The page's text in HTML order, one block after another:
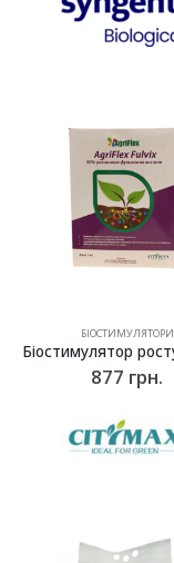
БІОСТИМУЛЯТОРИ
877 грн.